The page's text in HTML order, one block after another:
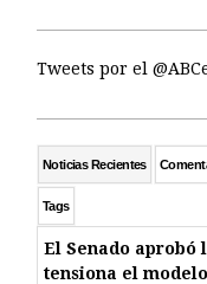
Tweets por el
Noticias Recientes
Tags
El Senado
tensiona el